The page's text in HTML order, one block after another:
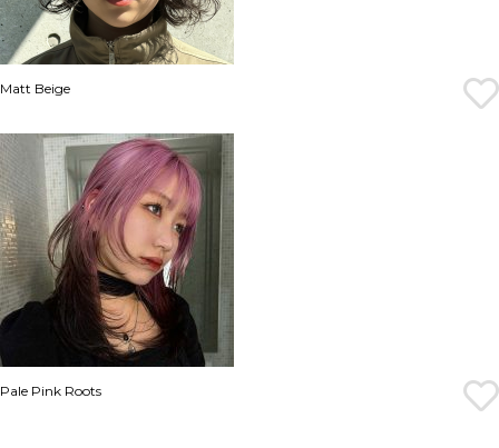
Matt Beige
Pale Pink Roots